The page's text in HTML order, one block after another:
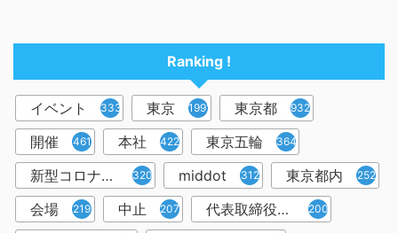
Ranking !
イベント 3335 東京 1991 東京都 932
開催 461 本社 422 東京五輪 364
新型コロナウイルス 320 middot 312 東京都内 252
会場 219 中止 207 代表取締役社長 200